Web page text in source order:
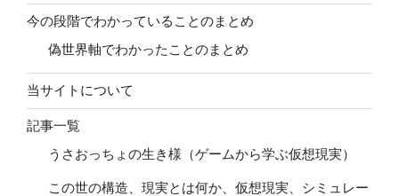
今の段階でわかっていることのまとめ
偽世界軸でわかったことのまとめ
当サイトについて
記事一覧
うさおっちょの生き様（ゲームから学ぶ仮想現実）
この世の構造、現実とは何か、仮想現実、シミュレー